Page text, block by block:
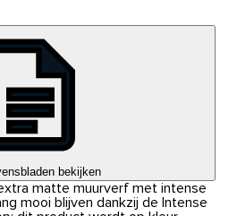
bekijken
matte muurverf met intense
mooi blijven dankzij de Intense